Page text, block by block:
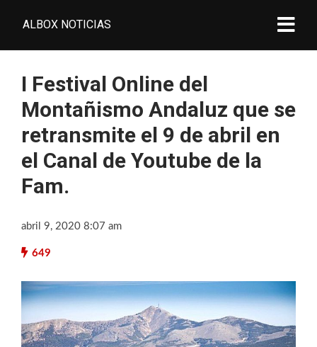
ALBOX NOTICIAS
I Festival Online del
Montañismo Andaluz que se
retransmite el 9 de abril en
el Canal de Youtube de la
Fam.
abril 9, 2020 8:07 am
649